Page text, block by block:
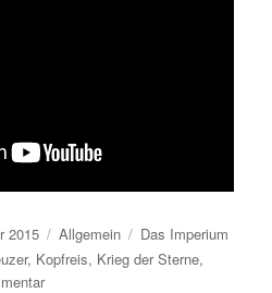
2015 Kategorien
Allgemein Schlagwörter
Das Imperium
, Kopfreis, Krieg der Sterne,
zu